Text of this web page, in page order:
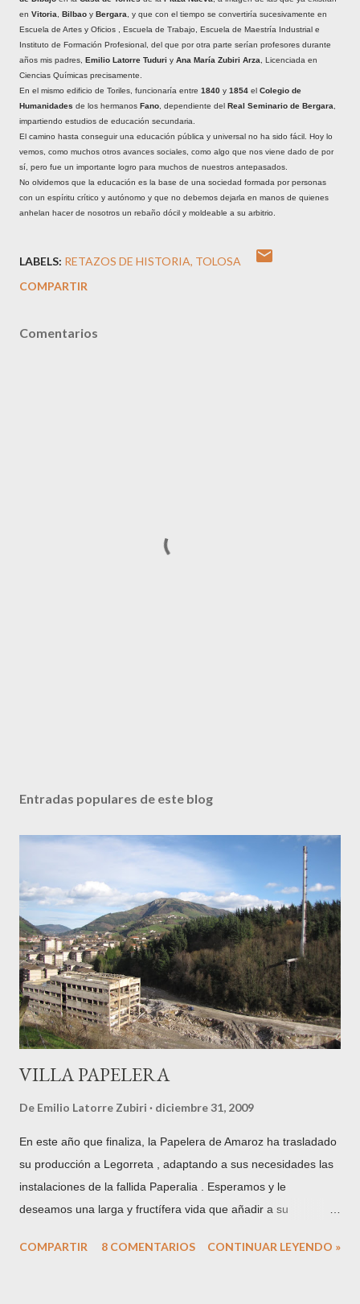
en Vitoria Bilbao y Bergara , y que con el tiempo se convertiría sucesivamente en
Escuela de Artes y Oficios , Escuela de Trabajo, Escuela de Maestría Industrial e
Instituto de Formación Profesional, del que por otra parte serían profesores durante
años mis padres, Emilio Latorre Tuduri y Ana María Zubiri Arza , Licenciada en
Ciencias Químicas precisamente.
En el mismo edificio de Toriles, funcionaría entre 1840 y 1854 el Colegio de
Humanidades de los hermanos Fano , dependiente del Real Seminario de Bergara
impartiendo estudios de educación secundaria.
El camino hasta conseguir una educación pública y universal no ha sido fácil. Hoy lo
vemos, como muchos otros avances sociales, como algo que nos viene dado de por
sí, pero fue un importante logro para muchos de nuestros antepasados.
No olvidemos que la educación es la base de una sociedad formada por personas
con un espíritu crítico y autónomo y que no debemos dejarla en manos de quienes
anhelan hacer de nosotros un rebaño dócil y moldeable a su arbitrio.
LABELS: RETAZOS DE HISTORIA TOLOSA
COMPARTIR
Comentarios
Entradas populares de este blog
VILLA PAPELERA
De Emilio Latorre Zubiri diciembre 31, 2009
En este año que finaliza, la Papelera de Amaroz ha trasladado
su producción a Legorreta , adaptando a sus necesidades las
instalaciones de la fallida Paperalia . Esperamos y le
deseamos una larga y fructífera vida que añadir a su
fecha, tras el derribo de parte de las instalaciones. Con este
COMPARTIR 8 COMENTARIOS CONTINUAR LEYENDO »